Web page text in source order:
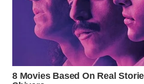
WN
DAIRI